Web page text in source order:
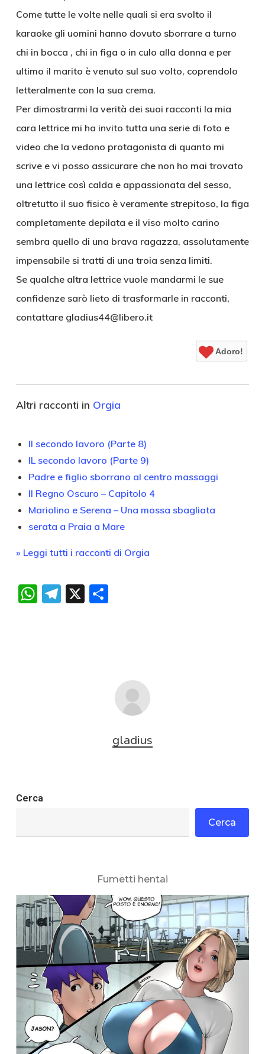
Come tutte le volte nelle quali si era svolto il
karaoke gli uomini hanno dovuto sborrare a turno
chi in bocca , chi in figa o in culo alla donna e per
ultimo il marito è venuto sul suo volto, coprendolo
letteralmente con la sua crema.
Per dimostrarmi la verità dei suoi racconti la mia
cara lettrice mi ha invito tutta una serie di foto e
video che la vedono protagonista di quanto mi
scrive e vi posso assicurare che non ho mai trovato
una lettrice così calda e appassionata del sesso,
oltretutto il suo fisico è veramente strepitoso, la figa
completamente depilata e il viso molto carino
sembra quello di una brava ragazza, assolutamente
impensabile si tratti di una troia senza limiti.
Se qualche altra lettrice vuole mandarmi le sue
confidenze sarò lieto di trasformarle in racconti,
contattare gladius44@libero.it
Adoro!
Altri racconti in Orgia
Il secondo lavoro (Parte 8)
IL secondo lavoro (Parte 9)
Padre e figlio sborrano al centro massaggi
Il Regno Oscuro – Capitolo 4
Mariolino e Serena – Una mossa sbagliata
serata a Praia a Mare
» Leggi tutti i racconti di Orgia
WhatsApp
Telegram
X Condividi
gladius
Cerca
Cerca
Fumetti hentai